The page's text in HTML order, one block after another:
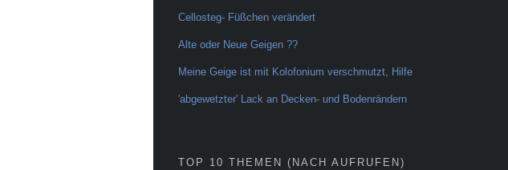
Cellosteg- Füßchen verändert
Alte oder Neue Geigen ??
Meine Geige ist mit Kolofonium verschmutzt, Hilfe
'abgewetzter' Lack an Decken- und Bodenrändern
TOP 10 THEMEN (NACH AUFRUFEN)